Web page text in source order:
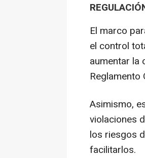
El marco
el control
aumentar la
Reglamento
Asimismo,
violaciones
los riesgos
facilitarlos.